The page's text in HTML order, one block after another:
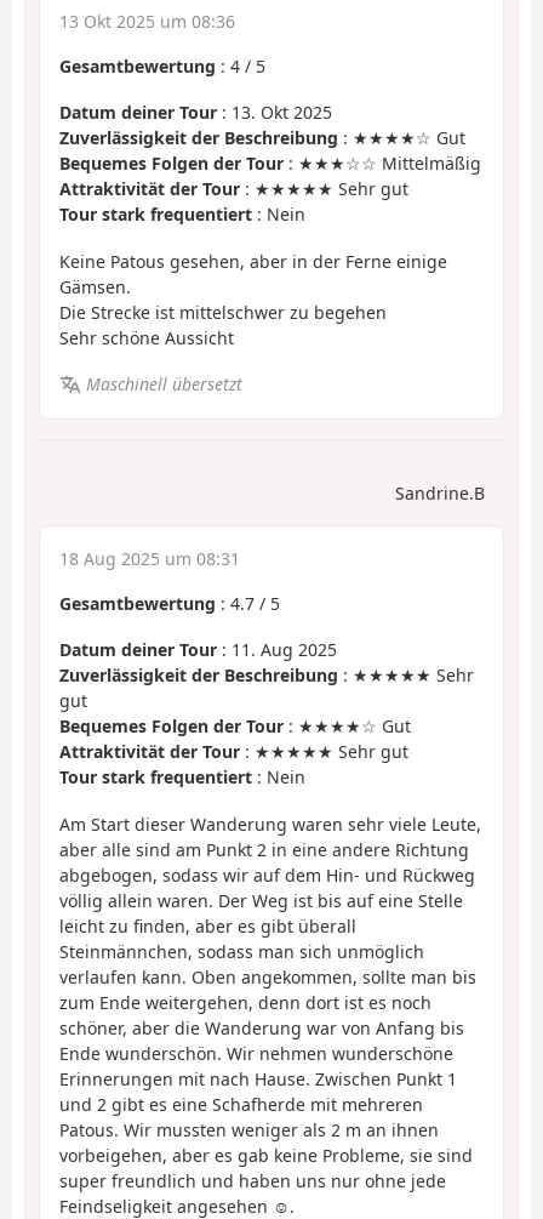
13 Okt 2025 um 08:36
Gesamtbewertung : 4 / 5
Datum deiner Tour : 13. Okt 2025
Zuverlässigkeit der Beschreibung : ★★★★☆ Gut
Bequemes Folgen der Tour : ★★★☆☆ Mittelmäßig
Attraktivität der Tour : ★★★★★ Sehr gut
Tour stark frequentiert : Nein
Keine Patous gesehen, aber in der Ferne einige
Gämsen.
Die Strecke ist mittelschwer zu begehen
Sehr schöne Aussicht
Maschinell übersetzt
Sandrine.B
18 Aug 2025 um 08:31
Gesamtbewertung : 4.7 / 5
Datum deiner Tour : 11. Aug 2025
Zuverlässigkeit der Beschreibung : ★★★★★ Sehr
gut
Bequemes Folgen der Tour : ★★★★☆ Gut
Attraktivität der Tour : ★★★★★ Sehr gut
Tour stark frequentiert : Nein
Am Start dieser Wanderung waren sehr viele Leute,
aber alle sind am Punkt 2 in eine andere Richtung
abgebogen, sodass wir auf dem Hin- und Rückweg
völlig allein waren. Der Weg ist bis auf eine Stelle
leicht zu finden, aber es gibt überall
Steinmännchen, sodass man sich unmöglich
verlaufen kann. Oben angekommen, sollte man bis
zum Ende weitergehen, denn dort ist es noch
schöner, aber die Wanderung war von Anfang bis
Ende wunderschön. Wir nehmen wunderschöne
Erinnerungen mit nach Hause. Zwischen Punkt 1
und 2 gibt es eine Schafherde mit mehreren
Patous. Wir mussten weniger als 2 m an ihnen
vorbeigehen, aber es gab keine Probleme, sie sind
super freundlich und haben uns nur ohne jede
Feindseligkeit angesehen ☺️.